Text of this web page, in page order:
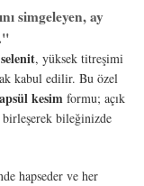
simgeleyen, ay
, yüksek titreşimi
kabul edilir. Bu özel
kesim formu; açık
bileğinizde
hapseder ve her